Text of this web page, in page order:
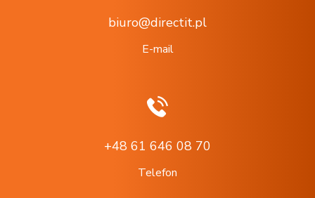
biuro@directit.pl
E-mail
+48 61 646 08 70
Telefon